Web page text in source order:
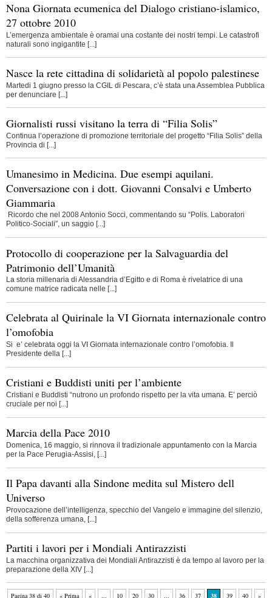
Nona Giornata ecumenica del Dialogo cristiano-islamico,
27 ottobre 2010
L’emergenza ambientale è oramai una costante dei nostri tempi. Le catastrofi
naturali sono ingigantite [...]
Nasce la rete cittadina di solidarietà al popolo palestinese
Martedi 1 giugno presso la CGIL di Pescara, c’è stata una Assemblea Pubblica
per denunciare [...]
Giornalisti russi visitano la terra di “Filia Solis”
Continua l’operazione di promozione territoriale del progetto “Filia Solis” della
Provincia di [...]
Umanesimo in Medicina. Due esempi aquilani.
Conversazione con i dott. Giovanni Consalvi e Umberto
Giammaria
Ricordo che nel 2008 Antonio Socci, commentando su “Polis. Laboratori
Politico-Sociali”, un saggio [...]
Protocollo di cooperazione per la Salvaguardia del
Patrimonio dell’Umanità
La storia millenaria di Alessandria d’Egitto e di Roma è rivelatrice di una
comune matrice radicata nelle [...]
Celebrata al Quirinale la VI Giornata internazionale contro
l’omofobia
Si e’ celebrata oggi la VI Giornata internazionale contro l’omofobia. Il
Presidente della [...]
Cristiani e Buddisti uniti per l’ambiente
Cristiani e Buddisti “nutrono un profondo rispetto per la vita umana. E’ perciò
cruciale per noi [...]
Marcia della Pace 2010
Domenica, 16 maggio, si rinnova il tradizionale appuntamento con la Marcia
per la Pace Perugia-Assisi, [...]
Il Papa davanti alla Sindone medita sul Mistero dell
Universo
Provocazione dell’intelligenza, specchio del Vangelo e immagine del silenzio,
della sofferenza umana, [...]
Partiti i lavori per i Mondiali Antirazzisti
La macchina organizzativa dei Mondiali Antirazzisti è da tempo al lavoro per la
preparazione della XIV [...]
Pagina 38 di 40 « Prima « ... 10 20 30 ... 36 37 38 39 40 »